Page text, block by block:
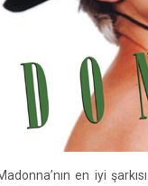
en iyi